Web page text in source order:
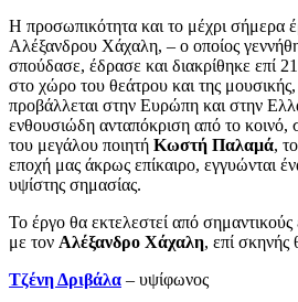
Η προσωπικότητα και το μέχρι σήμερα
Αλέξανδρου Χάχαλη, – ο οποίος
σπούδασε, έδρασε και διακρίθηκε επί
στο χώρο του θεάτρου και της
προβάλλεται στην Ευρώπη και στην
ενθουσιώδη ανταπόκριση από το
του μεγάλου ποιητή Κωστή Παλαμά,
εποχή μας άκρως επίκαιρο, εγγυώνται
υψίστης σημασίας.
Το έργο θα εκτελεστεί από
με τον Αλέξανδρο Χάχαλη, επί σκηνής
Τζένη Δριβάλα – υψίφωνος